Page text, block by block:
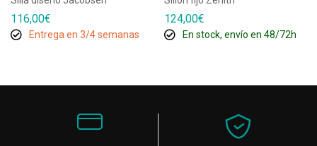
116,00€
Entrega en 3/4 semanas
124,00€
En stock, envío en 48/72h